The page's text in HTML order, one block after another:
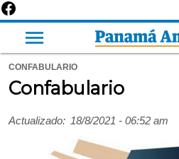
CONFABULARIO
Confabulario
Actualizado: 18/8/2021 - 06:52 am